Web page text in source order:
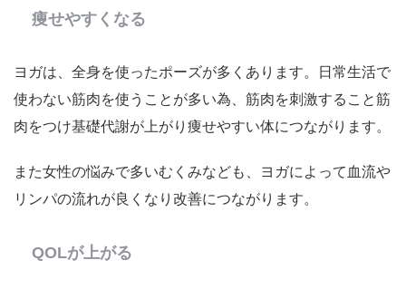
痩せやすくなる
ヨガは、全身を使ったポーズが多くあります。日常生活で
使わない筋肉を使うことが多い為、筋肉を刺激すること筋
肉をつけ基礎代謝が上がり痩せやすい体につながります。
また女性の悩みで多いむくみなども、ヨガによって血流や
リンパの流れが良くなり改善につながります。
QOLが上がる